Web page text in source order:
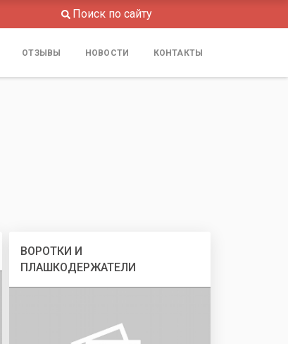
Поиск по сайту
ОТЗЫВЫ НОВОСТИ КОНТАКТЫ
ВОРОТКИ И
ПЛАШКОДЕРЖАТЕЛИ